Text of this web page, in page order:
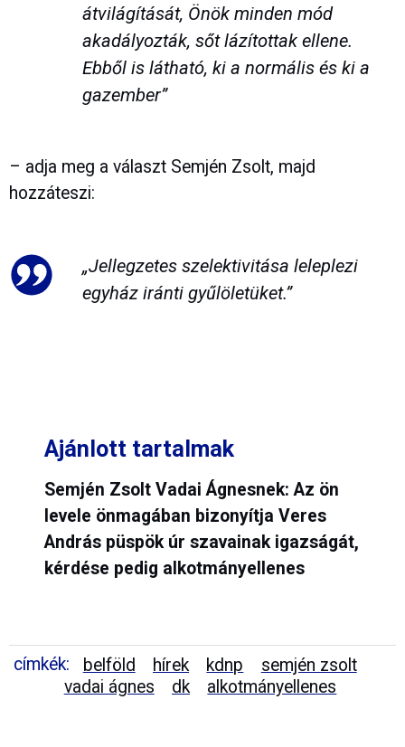
átvilágítását, Önök minden mód
akadályozták, sőt lázítottak ellene.
Ebből is látható, ki a normális és ki a
gazember”
– adja meg a választ Semjén Zsolt, majd
hozzáteszi:
„Jellegzetes szelektivitása leleplezi
egyház iránti gyűlöletüket.”
Ajánlott tartalmak
Semjén Zsolt Vadai Ágnesnek: Az ön
levele önmagában bizonyítja Veres
András püspök úr szavainak igazságát,
kérdése pedig alkotmányellenes
címkék: belföld hírek kdnp
semjén zsolt
vadai ágnes
dk alkotmányellenes